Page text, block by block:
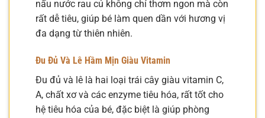
nấu nước rau củ không chỉ thơm ngon mà còn
rất dễ tiêu, giúp bé làm quen dần với hương vị
đa dạng từ thiên nhiên.
Đu Đủ Và Lê Hầm Mịn Giàu Vitamin
Đu đủ và lê là hai loại trái cây giàu vitamin C,
A, chất xơ và các enzyme tiêu hóa, rất tốt cho
hệ tiêu hóa của bé, đặc biệt là giúp phòng